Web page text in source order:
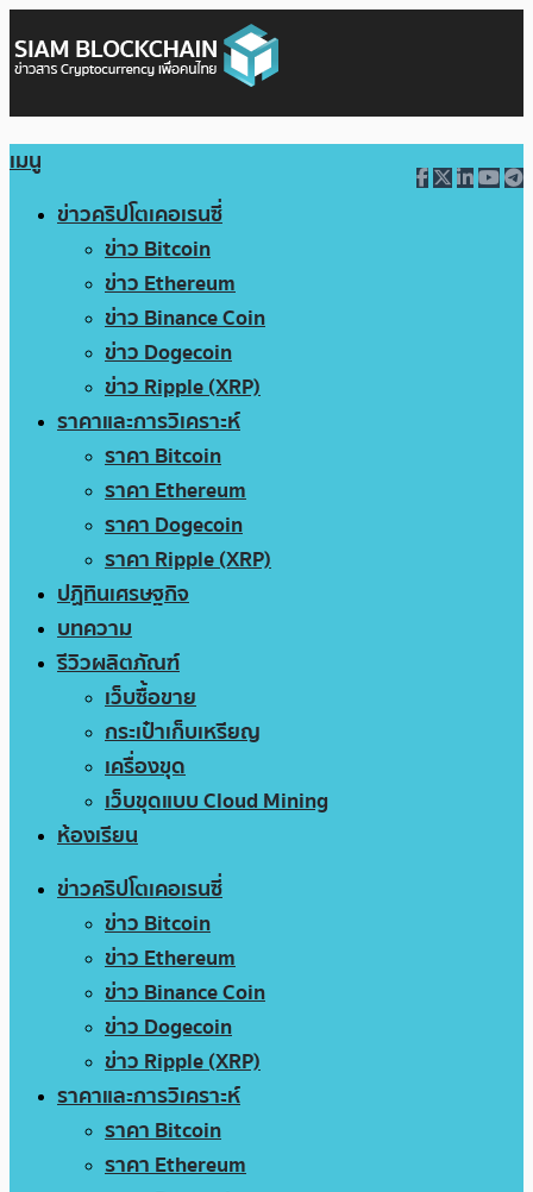
เมนู
ข่าวคริปโตเคอเรนซี่
ข่าว Bitcoin
ข่าว Ethereum
ข่าว Binance Coin
ข่าว Dogecoin
ข่าว Ripple (XRP)
ราคาและการวิเคราะห์
ราคา Bitcoin
ราคา Ethereum
ราคา Dogecoin
ราคา Ripple (XRP)
ปฏิทินเศรษฐกิจ
บทความ
รีวิวผลิตภัณฑ์
เว็บซื้อขาย
กระเป๋าเก็บเหรียญ
เครื่องขุด
เว็บขุดแบบ Cloud Mining
ห้องเรียน
ข่าวคริปโตเคอเรนซี่
ข่าว Bitcoin
ข่าว Ethereum
ข่าว Binance Coin
ข่าว Dogecoin
ข่าว Ripple (XRP)
ราคาและการวิเคราะห์
ราคา Bitcoin
ราคา Ethereum